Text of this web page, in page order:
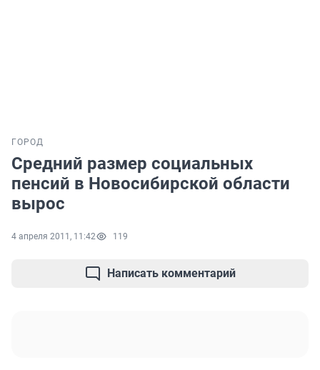
ГОРОД
Средний размер социальных
пенсий в Новосибирской области
вырос
4 апреля 2011, 11:42 119
Написать комментарий